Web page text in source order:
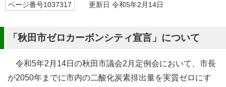
ページ番号1037317 更新日 令和5年2月14日
「秋田市ゼロカーボンシティ宣言」について
令和5年2月14日の秋田市議会2月定例会において、市長
が2050年までに市内の二酸化炭素排出量を実質ゼロにす